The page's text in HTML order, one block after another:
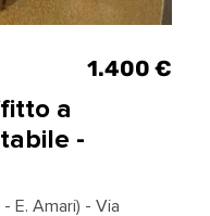
a
-
E. Amari) - Via
1.400 €